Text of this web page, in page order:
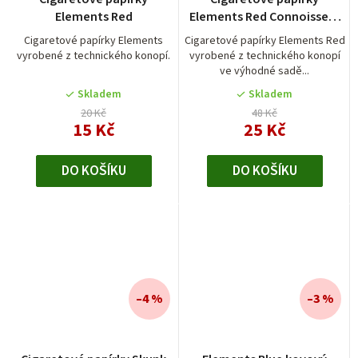
Elements Red
Cigaretové papírky Elements
vyrobené z technického konopí.
Skladem
20 Kč
15 Kč
DO KOŠÍKU
Elements Red Connoisseur
KS
Cigaretové papírky Elements Red
vyrobené z technického konopí
ve výhodné sadě...
Skladem
48 Kč
25 Kč
DO KOŠÍKU
–4 % –3 %